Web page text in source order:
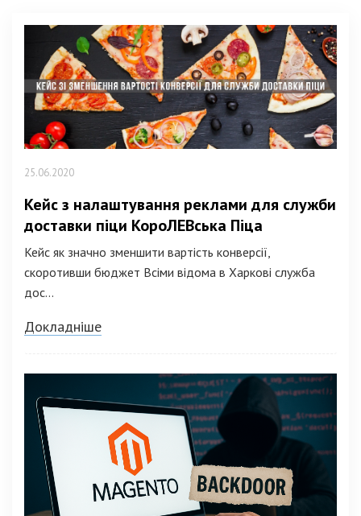
25.06.2020
Кейс з налаштування реклами для служби
доставки піци КороЛЕВська Піца
Кейс як значно зменшити вартість конверсії,
скоротивши бюджет Всіми відома в Харкові служба
дос...
Докладніше